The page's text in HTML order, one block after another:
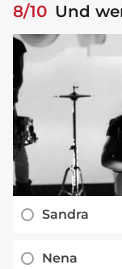
8/10 Und
Sandra
Nena